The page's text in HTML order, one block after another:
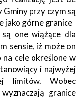
przy czym są
jako górne granice
one wiążące dla
sensie, iż może on
cele określone w
i najwyżej
limitów. Wobec
granice